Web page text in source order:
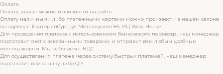
Оплата
Оплату заказа можно произвести на сайте
Оплату наличными либо платежными картами можно произвести в нашем салоне
по адресу г. Екатеринбург, ул Металлургов 84, ИЦ Wow House
Для проведения платежа с использованием банковского перевода, наш менеджер
подготовит счет с заказанными товарами, и отправит вам любым удобным
мессенджером. Мы работаем с НДС
Для осуществления платежа через систему быстрых платежей, наш менеджер
подготовит вам ссылку либо QR